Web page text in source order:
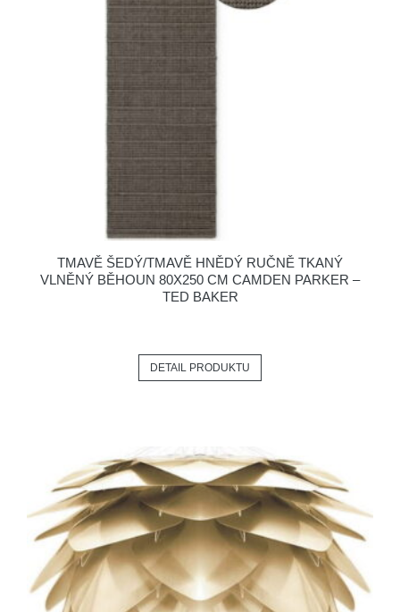
TMAVĚ ŠEDÝ/TMAVĚ HNĚDÝ RUČNĚ TKANÝ
VLNĚNÝ BĚHOUN 80X250 CM CAMDEN PARKER –
TED BAKER
DETAIL PRODUKTU